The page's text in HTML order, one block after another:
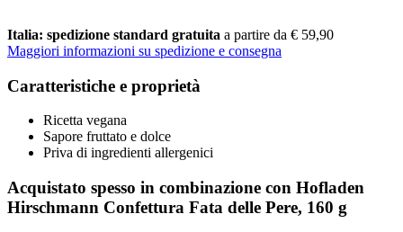
Italia: spedizione standard gratuita a partire da € 59,90
Maggiori informazioni su spedizione e consegna
Caratteristiche e proprietà
Ricetta vegana
Sapore fruttato e dolce
Priva di ingredienti allergenici
Acquistato spesso in combinazione con Hofladen
Hirschmann Confettura Fata delle Pere, 160 g